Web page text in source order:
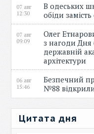
07 авг
12:30
В одеських
обіди
07 авг
09:09
Олег
з нагоди Дня
державній
архітектури
06 авг
15:46
Безпечний
№88
Цитата дня